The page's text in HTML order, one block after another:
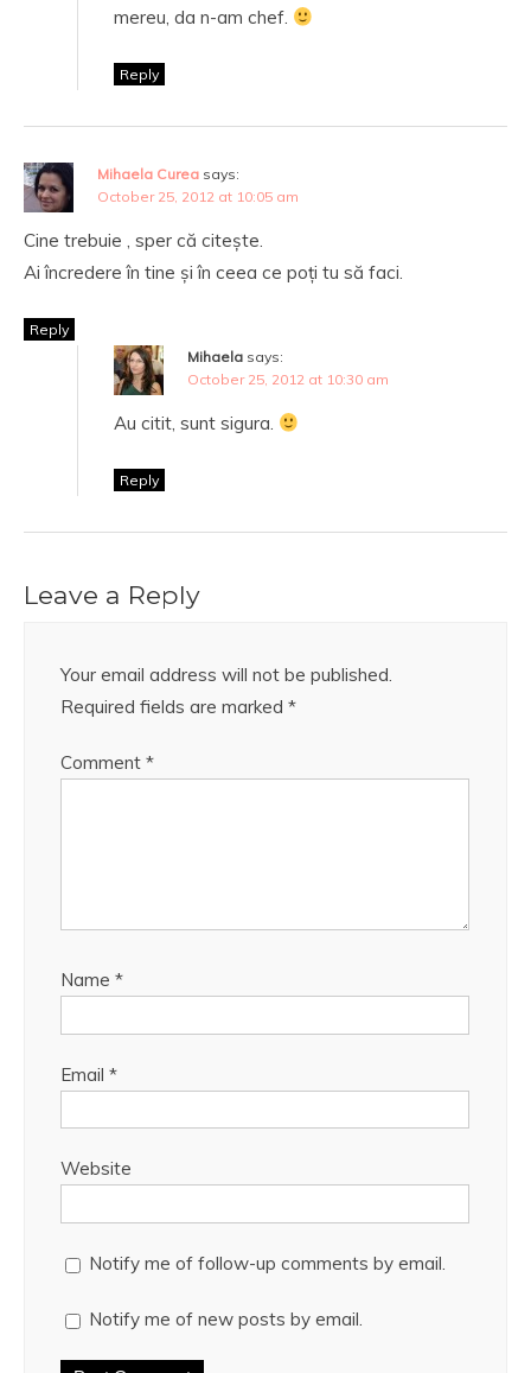
mereu, da n-am chef.
Reply
Mihaela Curea says:
October 25, 2012 at 10:05 am
Cine trebuie , sper că citește.
Ai încredere în tine și în ceea ce poți tu să faci.
Reply
Mihaela says:
October 25, 2012 at 10:30 am
Au citit, sunt sigura.
Reply
Leave a Reply
Your email address will not be published.
Required fields are marked *
Comment *
Name *
Email *
Website
Notify me of follow-up comments by email.
Notify me of new posts by email.